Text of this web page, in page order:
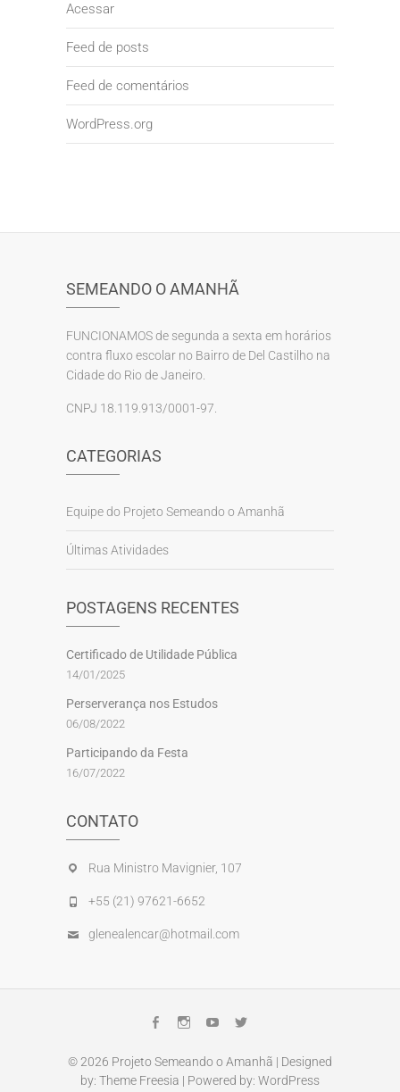
Acessar
Feed de posts
Feed de comentários
WordPress.org
SEMEANDO O AMANHÃ
FUNCIONAMOS de segunda a sexta em horários
contra fluxo escolar no Bairro de Del Castilho na
Cidade do Rio de Janeiro.
CNPJ 18.119.913/0001-97.
CATEGORIAS
Equipe do Projeto Semeando o Amanhã
Últimas Atividades
POSTAGENS RECENTES
Certificado de Utilidade Pública
14/01/2025
Perserverança nos Estudos
06/08/2022
Participando da Festa
16/07/2022
CONTATO
Rua Ministro Mavignier, 107
+55 (21) 97621-6652
glenealencar@hotmail.com
Facebook
Instagram
YoutubeTwitter
© 2026 Projeto Semeando o Amanhã | Designed
by: Theme Freesia | Powered by: WordPress